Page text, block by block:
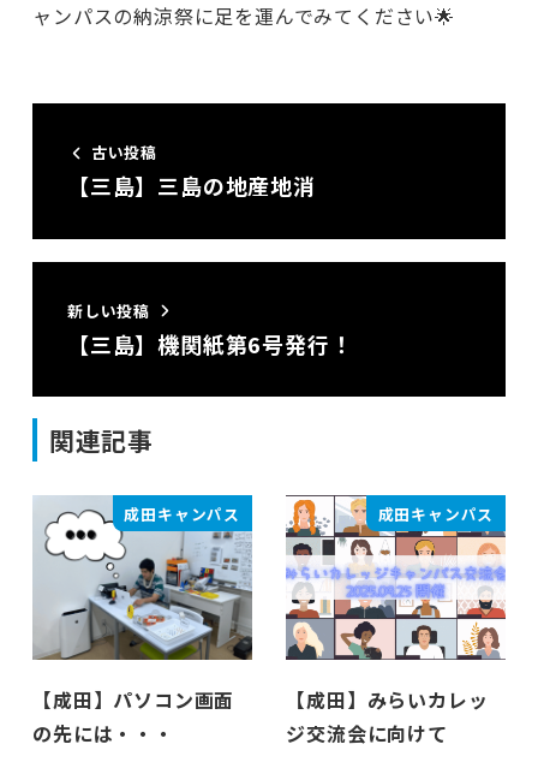
ャンパスの納涼祭に足を運んでみてください🌟
古い投稿
【三島】三島の地産地消
新しい投稿
【三島】機関紙第6号発行！
関連記事
成田キャンパス
【成田】パソコン画面
の先には・・・
成田キャンパス
【成田】みらいカレッ
ジ交流会に向けて